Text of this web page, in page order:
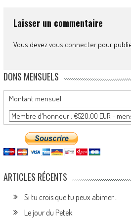
Laisser un commentaire
Vous devezvous connecterpour
DONS MENSUELS
Montant mensuel
ARTICLES RÉCENTS
Si tu crois que tu peux abimer…
Le jour du Petek.